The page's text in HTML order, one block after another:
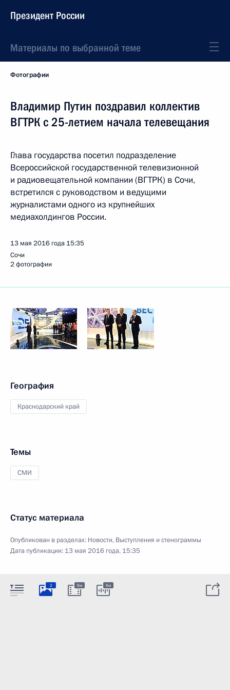
Президент России
Материалы по выбранной теме
Фотографии
Владимир Путин поздравил коллектив
ВГТРК с 25-летием начала телевещания
Глава государства посетил подразделение
Всероссийской государственной телевизионной
и радиовещательной компании (ВГТРК) в Сочи,
встретился с руководством и ведущими
журналистами одного из крупнейших
медиахолдингов России.
13 мая 2016 года 15:35
Сочи
2 фотографии
География
Краснодарский край
Темы
СМИ
Статус материала
Опубликован в разделах: Новости, Выступления и стенограммы
Дата публикации: 13 мая 2016 года, 15:35
2 6м 6м